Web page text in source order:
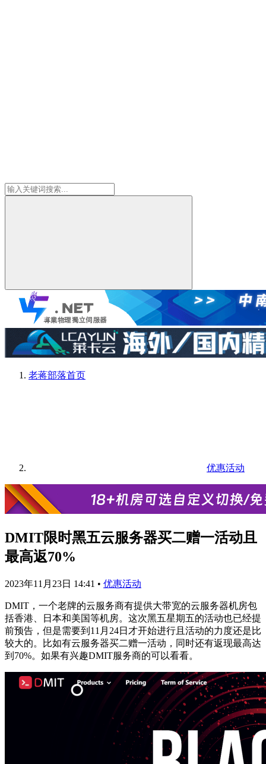
老蒋部落首页
优惠活动
DMIT限时黑五云服务器买二赠一活动且
最高返70%
2023年11月23日 14:41 • 优惠活动
DMIT，一个老牌的云服务商有提供大带宽的云服务器机房包
括香港、日本和美国等机房。这次黑五星期五的活动也已经提
前预告，但是需要到11月24日才开始进行且活动的力度还是比
较大的。比如有云服务器买二赠一活动，同时还有返现最高达
到70%。如果有兴趣DMIT服务商的可以看看。